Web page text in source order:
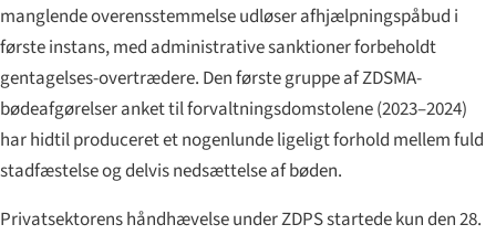
manglende overensstemmelse udløser afhjælpningspåbud i
første instans, med administrative sanktioner forbeholdt
gentagelses-overtrædere. Den første gruppe af ZDSMA-
bødeafgørelser anket til forvaltningsdomstolene (2023–2024)
har hidtil produceret et nogenlunde ligeligt forhold mellem fuld
stadfæstelse og delvis nedsættelse af bøden.
Privatsektorens håndhævelse under ZDPS startede kun den 28.